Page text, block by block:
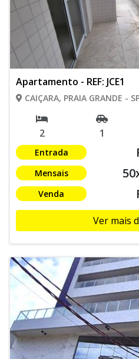
Apartamento - REF: JCE1
CAIÇARA, PRAIA GRANDE -
2 1
Entrada
Mensais
Venda
Ver mais